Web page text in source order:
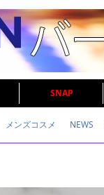
SNAP
メンズコスメ NEWS